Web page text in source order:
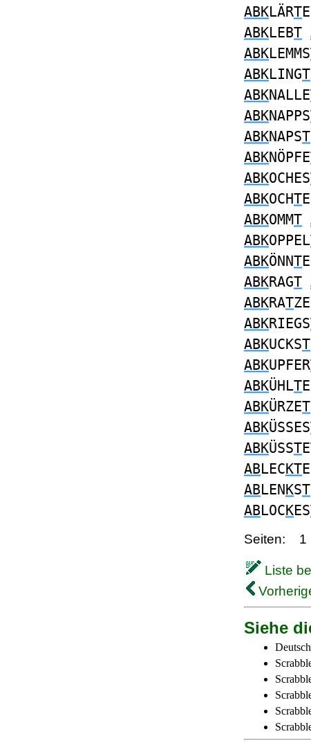
ABKLÄRT
ABKLEBT
ABKLEMMS
ABKLINGT
ABKNALLE
ABKNAPPS
ABKNAPST
ABKNÖPFE
ABKOCHES
ABKOCHT
ABKOMMT
ABKOPPEL
ABKÖNNT
ABKRAGT
ABKRAT
ABKRIEGS
ABKUCKST
ABKUPFER
ABKÜHLTE
ABKÜRZET
ABKÜSSES
ABKÜSST
ABLECKTE
ABLENKST
ABLOCKES
Seiten: 1
Liste
Siehe